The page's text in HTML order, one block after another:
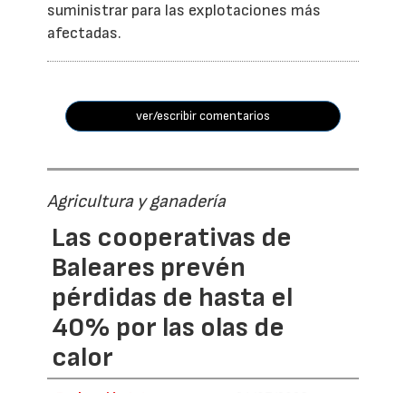
suministrar para las explotaciones más
afectadas.
ver/escribir comentarios
Agricultura y ganadería
Las cooperativas de
Baleares prevén
pérdidas de hasta el
40% por las olas de
calor